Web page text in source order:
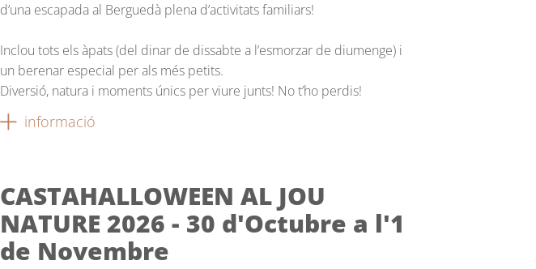
d’una escapada al Berguedà plena d’activitats familiars!
Inclou tots els àpats (del dinar de dissabte a l’esmorzar de diumenge) i
un berenar especial per als més petits.
Diversió, natura i moments únics per viure junts! No t’ho perdis!
informació
CASTAHALLOWEEN AL JOU
NATURE 2026 - 30 d'Octubre a l'1
de Novembre